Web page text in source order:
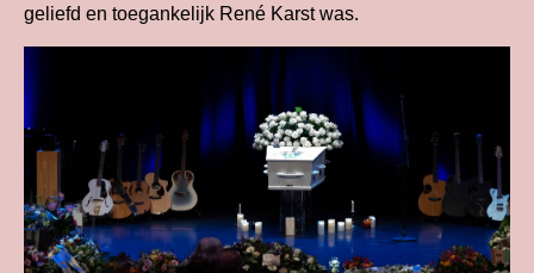
geliefd en toegankelijk René Karst was.